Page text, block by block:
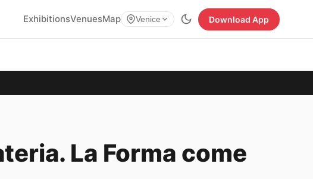
ExhibitionsVenuesMap Venice Download App
La Forma come